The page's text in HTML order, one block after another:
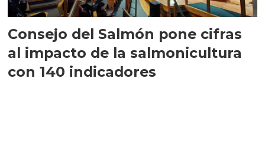
Consejo del Salmón pone cifras
al impacto de la salmonicultura
con 140 indicadores